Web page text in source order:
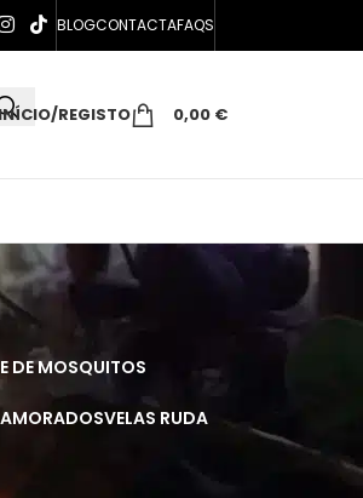
BLOGCONTACTAFAQS
REGISTO 0,00 €
DE MOSQUITOS
VELAS RUDA